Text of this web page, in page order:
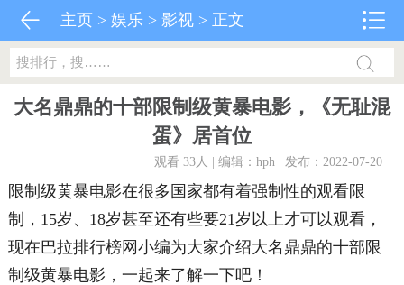
主页 >娱乐 >影视 > 正文
大名鼎鼎的十部限制级黄暴电影，《无耻混
蛋》居首位
观看 33人 | 编辑：hph | 发布：2022-07-20
限制级黄暴电影在很多国家都有着强制性的观看限
制，15岁、18岁甚至还有些要21岁以上才可以观看，
现在巴拉排行榜网小编为大家介绍大名鼎鼎的十部限
制级黄暴电影，一起来了解一下吧！